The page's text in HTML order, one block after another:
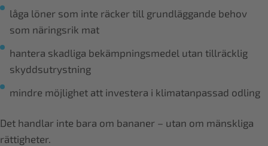
låga löner som inte räcker till grundläggande behov
som näringsrik mat
hantera skadliga bekämpningsmedel utan tillräcklig
skyddsutrystning
mindre möjlighet att investera i klimatanpassad odling
Det handlar inte bara om bananer – utan om mänskliga
rättigheter.